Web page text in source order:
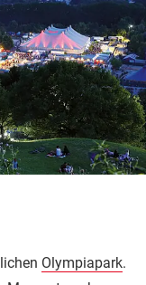
Olympiapark.